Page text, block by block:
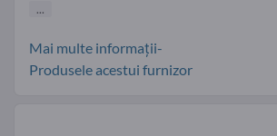
...
Mai multe informații-
Produsele acestui furnizor